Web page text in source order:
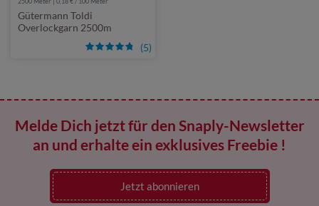
(5)
Gütermann Toldi
Overlockgarn 2500m
Melde Dich jetzt für den Snaply-Newsletter
an und erhalte ein exklusives Freebie !
Jetzt abonnieren